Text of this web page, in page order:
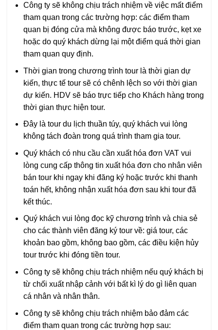
Công ty sẽ không chịu trách nhiệm về việc mất điểm
tham quan trong các trường hợp: các điểm tham
quan bị đóng cửa mà không được báo trước, kẹt xe
hoặc do quý khách dừng lại một điểm quá thời gian
tham quan quy định.
Thời gian trong chương trình tour là thời gian dự
kiến, thực tế tour sẽ có chênh lệch so với thời gian
dự kiến. HDV sẽ báo trực tiếp cho Khách hàng trong
thời gian thực hiện tour.
Đây là tour du lịch thuần túy, quý khách vui lòng
không tách đoàn trong quá trình tham gia tour.
Quý khách có nhu cầu cần xuất hóa đơn VAT vui
lòng cung cấp thông tin xuất hóa đơn cho nhân viên
bán tour khi ngay khi đăng ký hoặc trước khi thanh
toán hết, không nhận xuất hóa đơn sau khi tour đã
kết thúc.
Quý khách vui lòng đọc kỹ chương trình và chia sẻ
cho các thành viên đăng ký tour về: giá tour, các
khoản bao gồm, không bao gồm, các điều kiện hủy
tour trước khi đóng tiền tour.
Công ty sẽ không chịu trách nhiệm nếu quý khách bị
từ chối xuất nhập cảnh với bất kì lý do gì liên quan
cá nhân và nhân thân.
Công ty sẽ không chịu trách nhiệm bảo đảm các
điểm tham quan trong các trường hợp sau: